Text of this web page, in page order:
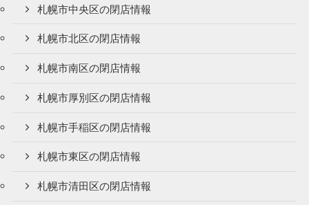
札幌市中央区の閉店情報
札幌市北区の閉店情報
札幌市南区の閉店情報
札幌市厚別区の閉店情報
札幌市手稲区の閉店情報
札幌市東区の閉店情報
札幌市清田区の閉店情報